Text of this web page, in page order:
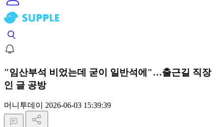
"임산부석 비었는데 굳이 일반석에"…출근길 직장
인 글 공방
머니투데이 2026-06-03 15:39:39